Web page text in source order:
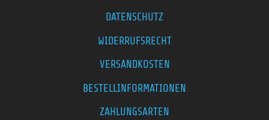
DATENSCHUTZ
WIDERRUFSRECHT
VERSANDKOSTEN
BESTELLINFORMATIONEN
ZAHLUNGSARTEN